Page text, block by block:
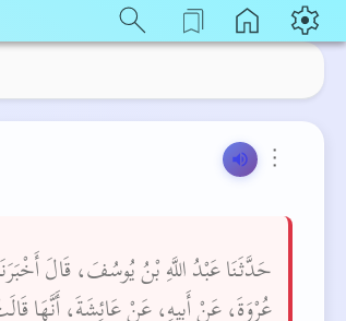
⋮
حَدَّثَنَا عَبْدُ اللَّهِ بْنُ يُوسُفَ، قَالَ
عُرْوَةَ، عَنْ أَبِيهِ، عَنْ عَائِشَةَ، أَنَّهَا